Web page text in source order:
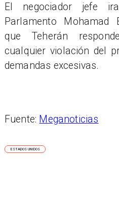
El negociador jefe
Parlamento Mohamad
que Teherán
cualquier violación del
demandas excesivas.
Fuente: Meganoticias
ESTADOS UNIDOS